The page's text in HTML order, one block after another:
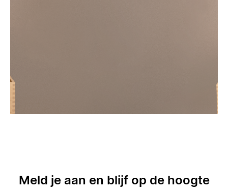
Meld je aan en blijf op de hoogte